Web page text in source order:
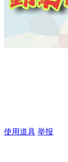
使用道具 举报